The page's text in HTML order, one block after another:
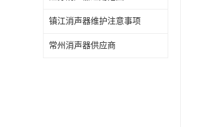
镇江消声器维护注意事项
常州消声器供应商